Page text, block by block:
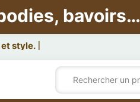
bavoirs…